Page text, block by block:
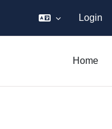
Login
Home